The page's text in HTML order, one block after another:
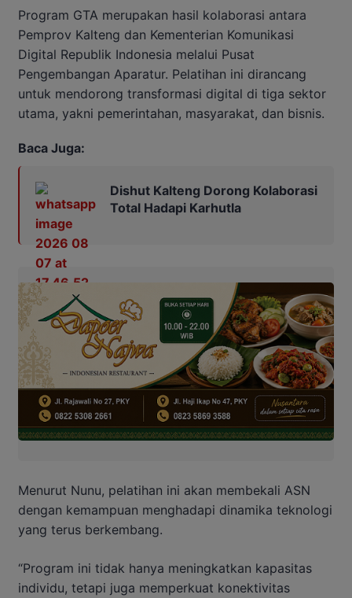
Program GTA merupakan hasil kolaborasi antara
Pemprov Kalteng dan Kementerian Komunikasi
Digital Republik Indonesia melalui Pusat
Pengembangan Aparatur. Pelatihan ini dirancang
untuk mendorong transformasi digital di tiga sektor
utama, yakni pemerintahan, masyarakat, dan bisnis.
Baca Juga:
Dishut Kalteng Dorong Kolaborasi
Total Hadapi Karhutla
Menurut Nunu, pelatihan ini akan membekali ASN
dengan kemampuan menghadapi dinamika teknologi
yang terus berkembang.
“Program ini tidak hanya meningkatkan kapasitas
individu, tetapi juga memperkuat konektivitas